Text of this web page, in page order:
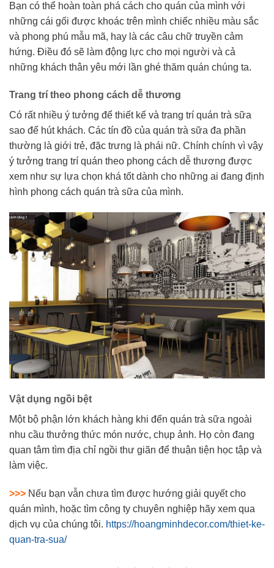
Bạn có thể hoàn toàn phá cách cho quán của mình với
những cái gối được khoác trên mình chiếc nhiều màu sắc
và phong phú mẫu mã, hay là các câu chữ truyền cảm
hứng. Điều đó sẽ làm động lực cho mọi người và cả
những khách thân yêu mới lần ghé thăm quán chúng ta.
Trang trí theo phong cách dễ thương
Có rất nhiều ý tưởng để thiết kế và trang trí quán trà sữa
sao để hút khách. Các tín đồ của quán trà sữa đa phần
thường là giới trẻ, đặc trưng là phái nữ. Chính chính vì vậy
ý tưởng trang trí quán theo phong cách dễ thương được
xem như sự lựa chọn khá tốt dành cho những ai đang định
hình phong cách quán trà sữa của mình.
Vật dụng ngồi bệt
Một bộ phận lớn khách hàng khi đến quán trà sữa ngoài
nhu cầu thưởng thức món nước, chụp ảnh. Họ còn đang
quan tâm tìm địa chỉ ngồi thư giãn để thuận tiện học tập và
làm việc.
>>> Nếu bạn vẫn chưa tìm được hướng giải quyết cho
quán mình, hoặc tìm công ty chuyên nghiệp hãy xem qua
dịch vụ của chúng tôi. https://hoangminhdecor.com/thiet-ke-
quan-tra-sua/